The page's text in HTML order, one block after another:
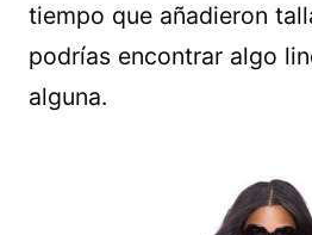
tiempo que añadieron
podrías encontrar algo
alguna.